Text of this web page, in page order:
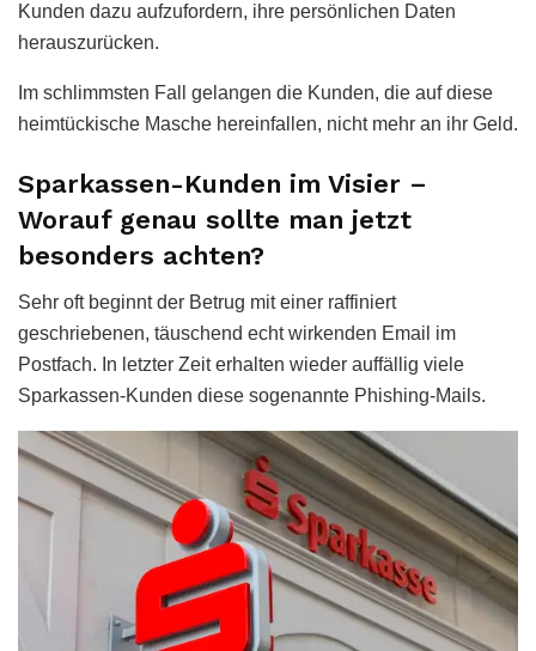
Kunden dazu aufzufordern, ihre persönlichen Daten
herauszurücken.
Im schlimmsten Fall gelangen die Kunden, die auf diese
heimtückische Masche hereinfallen, nicht mehr an ihr Geld.
Sparkassen-Kunden im Visier –
Worauf genau sollte man jetzt
besonders achten?
Sehr oft beginnt der Betrug mit einer raffiniert
geschriebenen, täuschend echt wirkenden Email im
Postfach. In letzter Zeit erhalten wieder auffällig viele
Sparkassen-Kunden diese sogenannte Phishing-Mails.